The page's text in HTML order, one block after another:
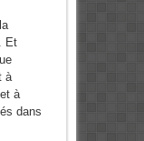
Et
à
à
dans